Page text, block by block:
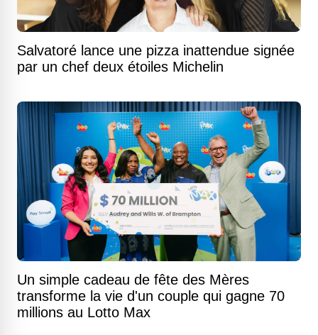
Salvatoré lance une pizza inattendue signée
par un chef deux étoiles Michelin
Un simple cadeau de fête des Mères
transforme la vie d'un couple qui gagne 70
millions au Lotto Max